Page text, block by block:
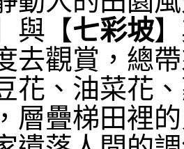
與【七彩坡
去觀賞，總
花、油菜花
層疊梯田裡